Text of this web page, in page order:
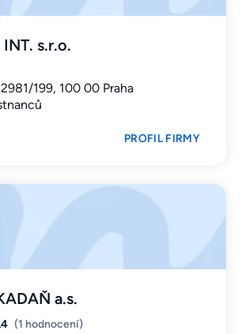
s.r.o.
199, 100 00 Praha
PROFIL FIRMY
a.s.
(1 hodnocení)